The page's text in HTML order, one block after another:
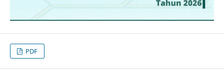
PDF